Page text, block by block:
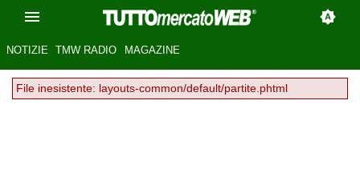
NOTIZIE TMW RADIO MAGAZINE
File inesistente: layouts-common/default/partite.phtml